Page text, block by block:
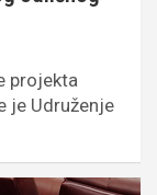
projekta
je Udruženje